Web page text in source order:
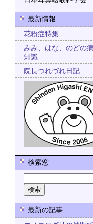
最新情報
花粉症特集
みみ、はな、のどの
知識
院長つれづれ日記
検索窓
最新の記事